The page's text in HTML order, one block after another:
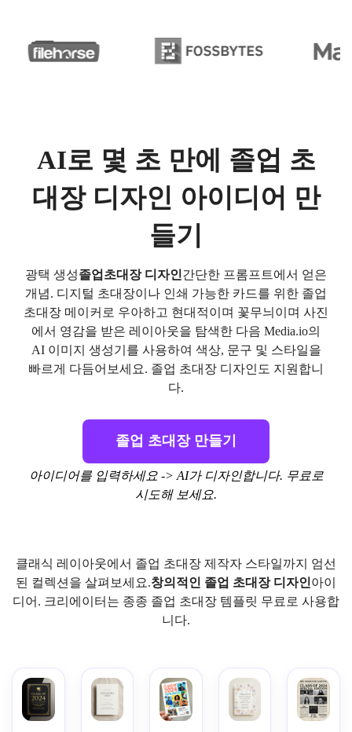
AI로 몇 초 만에 졸업 초
대장 디자인 아이디어 만
들기
광택 생성졸업초대장 디자인간단한 프롬프트에서 얻은
개념. 디지털 초대장이나 인쇄 가능한 카드를 위한 졸업
초대장 메이커로 우아하고 현대적이며 꽃무늬이며 사진
에서 영감을 받은 레이아웃을 탐색한 다음 Media.io의
AI 이미지 생성기를 사용하여 색상, 문구 및 스타일을
빠르게 다듬어보세요. 졸업 초대장 디자인도 지원합니
다.
졸업 초대장 만들기
아이디어를 입력하세요 -> AI가 디자인합니다. 무료로
시도해 보세요.
클래식 레이아웃에서 졸업 초대장 제작자 스타일까지 엄선
된 컬렉션을 살펴보세요.창의적인 졸업 초대장 디자인아이
디어. 크리에이터는 종종 졸업 초대장 템플릿 무료로 사용합
니다.